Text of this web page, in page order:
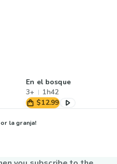
En el bosque
3+
1h42
$12.99
la granja!